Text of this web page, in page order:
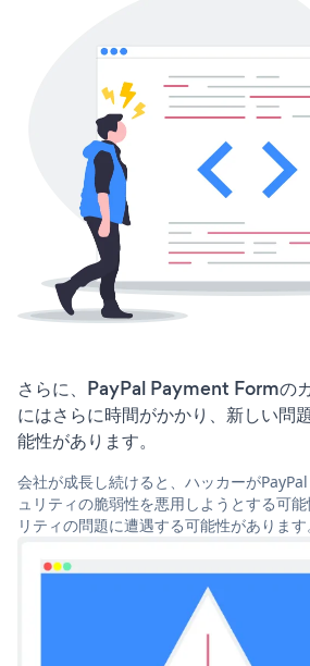
さらに、PayPal Payment Formの
にはさらに時間がかかり、新しい問
能性があります。
会社が成長し続けると、ハッカーが
ュリティの脆弱性を悪用しようとする可
リティの問題に遭遇する可能性があります